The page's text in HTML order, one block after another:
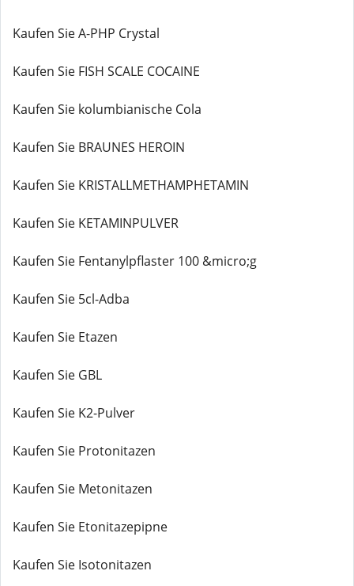
Kaufen Sie A-PHP Crystal
Kaufen Sie FISH SCALE COCAINE
Kaufen Sie kolumbianische Cola
Kaufen Sie BRAUNES HEROIN
Kaufen Sie KRISTALLMETHAMPHETAMIN
Kaufen Sie KETAMINPULVER
Kaufen Sie Fentanylpflaster 100 &micro;g
Kaufen Sie 5cl-Adba
Kaufen Sie Etazen
Kaufen Sie GBL
Kaufen Sie K2-Pulver
Kaufen Sie Protonitazen
Kaufen Sie Metonitazen
Kaufen Sie Etonitazepipne
Kaufen Sie Isotonitazen